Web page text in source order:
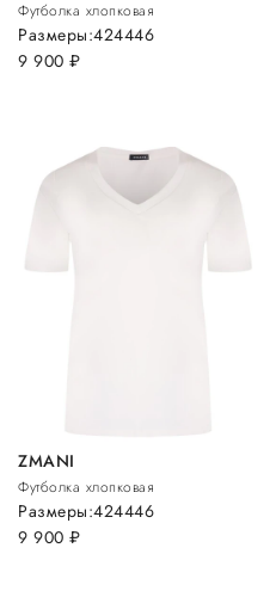
Футболка хлопковая
9 900 руб.
Размеры:424446
ZMANI
Футболка хлопковая
9 900 руб.
Размеры:424446